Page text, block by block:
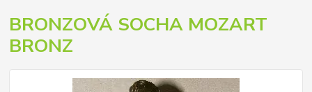
BRONZOVÁ SOCHA MOZART
BRONZ